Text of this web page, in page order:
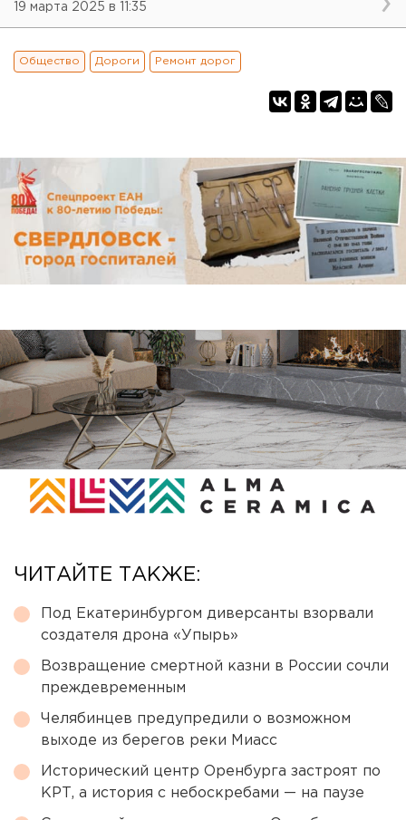
19 марта 2025 в 11:35
Общество Дороги Ремонт дорог
ЧИТАЙТЕ ТАКЖЕ:
Под Екатеринбургом диверсанты взорвали
создателя дрона «Упырь»
Возвращение смертной казни в России сочли
преждевременным
Челябинцев предупредили о возможном
выходе из берегов реки Миасс
Исторический центр Оренбурга застроят по
КРТ, а история с небоскребами — на паузе